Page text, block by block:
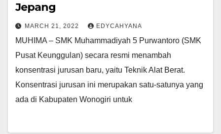
Jepang
MARCH 21, 2022 EDYCAHYANA
MUHIMA – SMK Muhammadiyah 5 Purwantoro (SMK
Pusat Keunggulan) secara resmi menambah
konsentrasi jurusan baru, yaitu Teknik Alat Berat.
Konsentrasi jurusan ini merupakan satu-satunya yang
ada di Kabupaten Wonogiri untuk